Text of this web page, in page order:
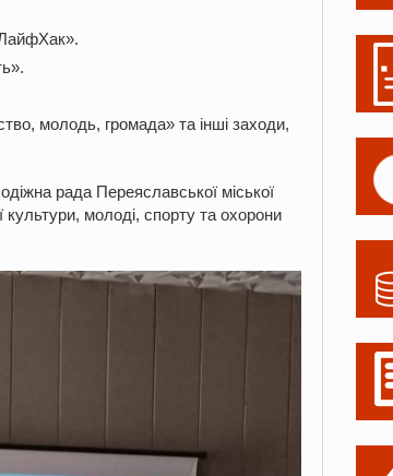
молодь, громада» та інші заходи,
рада Переяславської міської
культури, молоді, спорту та охорони